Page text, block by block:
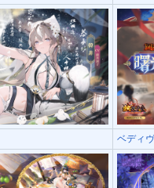
ベディ